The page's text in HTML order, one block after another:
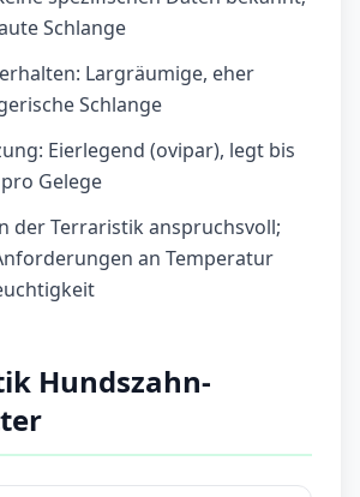
Schlange
Largräumige, eher
Schlange
Eierlegend (ovipar), legt bis
Gelege
der Terraristik anspruchsvoll;
an Temperatur
Hundszahn-